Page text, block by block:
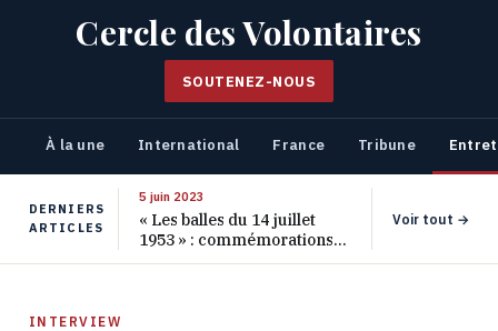
Cercle des Volontaires
SOUTENEZ-NOUS
À la une International France Tribune
DERNIERS
ARTICLES
5 juin 2023
« Les balles du 14 juillet
1953 » : commémorations
pour les 70 ans de ce
Voir tout →
INTERVIEW